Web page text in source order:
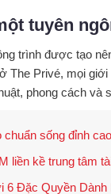
tuyên
trình được tạo
The Privé, mọi
phong cách và
sống đỉnh cao
liền kề trung tâm
6 Đặc Quyền